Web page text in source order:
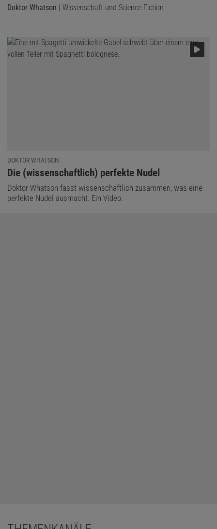
Doktor Whatson | Wissenschaft und Science Fiction
DOKTOR WHATSON
:
Die (wissenschaftlich) perfekte Nudel
Doktor Whatson fasst wissenschaftlich zusammen, was eine
perfekte Nudel ausmacht. Ein Video.